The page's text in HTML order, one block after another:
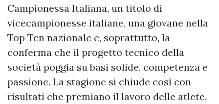
Campionessa Italiana, un titolo di
vicecampionesse italiane, una giovane nella
Top Ten nazionale e, soprattutto, la
conferma che il progetto tecnico della
società poggia su basi solide, competenza e
passione. La stagione si chiude così con
risultati che premiano il lavoro delle atlete,